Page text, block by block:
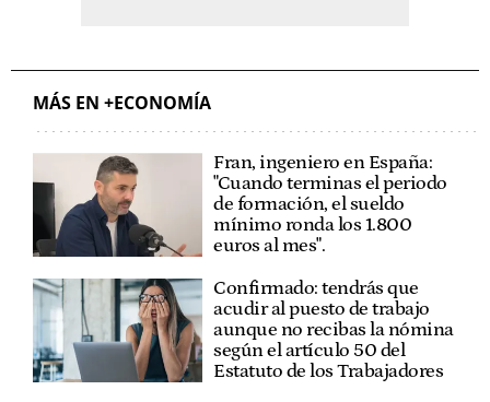
MÁS EN +ECONOMÍA
Fran, ingeniero en España:
"Cuando terminas el periodo
de formación, el sueldo
mínimo ronda los 1.800
euros al mes".
Confirmado: tendrás que
acudir al puesto de trabajo
aunque no recibas la nómina
según el artículo 50 del
Estatuto de los Trabajadores